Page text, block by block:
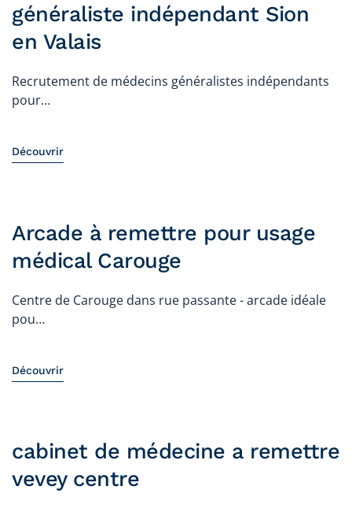
généraliste indépendant Sion
en Valais
Recrutement de médecins généralistes indépendants
pour…
Découvrir
Arcade à remettre pour usage
médical Carouge
Centre de Carouge dans rue passante - arcade idéale
pou…
Découvrir
cabinet de médecine a remettre
vevey centre